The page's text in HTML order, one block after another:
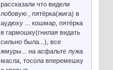
рассказали что видели
лобовую , пятёрка(жига) в
аудюху ... кошмар, пятёрка
в гармошку(гнилая видать
сильно была...), все
жмуры... на асфальте лужа
масла, тосола вперемешку